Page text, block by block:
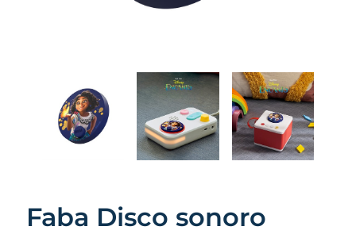
Faba Disco sonoro